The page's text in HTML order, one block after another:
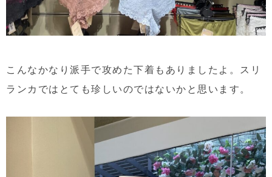
こんなかなり派手で攻めた下着もありましたよ。スリ
ランカではとても珍しいのではないかと思います。